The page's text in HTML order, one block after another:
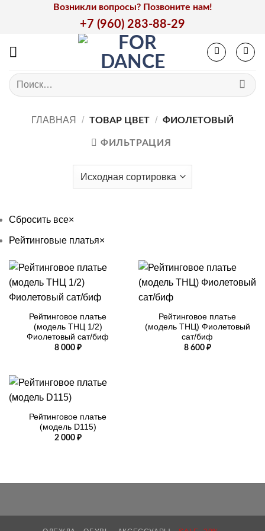
Возникли вопросы? Позвоните нам!
+7 (960) 283-88-29
Искать:
ГЛАВНАЯ / ТОВАР ЦВЕТ / ФИОЛЕТОВЫЙ
ФИЛЬТРАЦИЯ
Сбросить все×
Рейтинговые платья×
Рейтинговое платье
(модель ТНЦ 1/2)
Фиолетовый сат/биф
8 000 ₽
Рейтинговое платье
(модель ТНЦ) Фиолетовый
сат/биф
8 600 ₽
Рейтинговое платье
(модель D115)
2 000 ₽